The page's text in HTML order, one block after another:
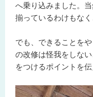
へ乗り込みました。
揃っているわけもなく
でも、できることを
の改修は怪我をしな
をつけるポイントを伝